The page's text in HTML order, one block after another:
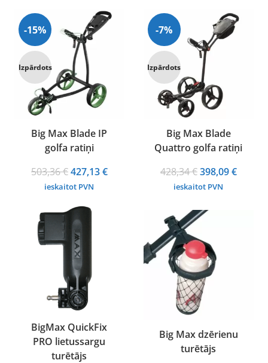
-15%
Izpārdots
Big Max Blade IP
golfa ratiņi
503,36€Original
price
503,36 €.
427,13€Current
ieskaitot PVN
-7%
Izpārdots
Big Max Blade
Quattro golfa ratiņi
428,34€Original
price
428,34 €.
398,09€
ieskaitot PVN
BigMax QuickFix
PRO lietussargu
turētājs
Big Max dzērienu
turētājs